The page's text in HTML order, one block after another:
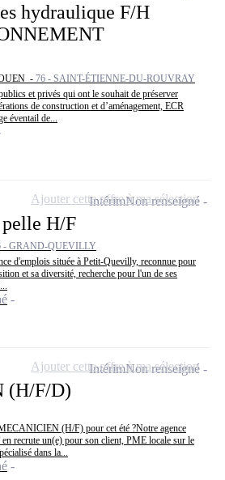
hydraulique F/H
- 76 - SAINT-ÉTIENNE-DU-ROUVRAY
et privés qui ont le souhait de préserver
de construction et d’aménagement, ECR
éventail de...
H/F
- GRAND-QUEVILLY
d'emplois située à Petit-Quevilly, reconnue pour
et sa diversité, recherche pour l'un de ses
IntérimNon renseigné
Ajouter cette offre à ma sélection
(H/F/D)
(H/F) pour cet été ?Notre agence
recrute un(e) pour son client, PME locale sur le
dans la...
IntérimNon renseigné
Ajouter cette offre à ma sélection